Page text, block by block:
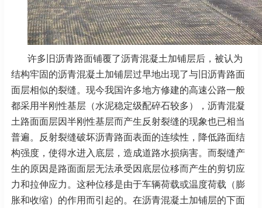
许多旧沥青路面铺覆了沥青混凝土加铺层后，被认为
结构牢固的沥青混凝土加铺层过早地出现了与旧沥青路面
面层相似的裂缝。现今我国许多地方修建的高速公路一般
都采用半刚性基层（水泥稳定级配碎石较多），沥青混凝
土路面面层因半刚性基层而产生反射裂缝的现象也已相当
普遍。反射裂缝破坏沥青路面表面的连续性，降低路面结
构强度，使得水进入底层，造成道路水损病害。而裂缝产
生的原因是路面面层无法承受因底层位移而产生的剪切应
力和拉伸应力。这种位移是由于车辆荷载或温度荷载（膨
胀和收缩）的作用而引起的。在沥青混凝土加铺层的下面